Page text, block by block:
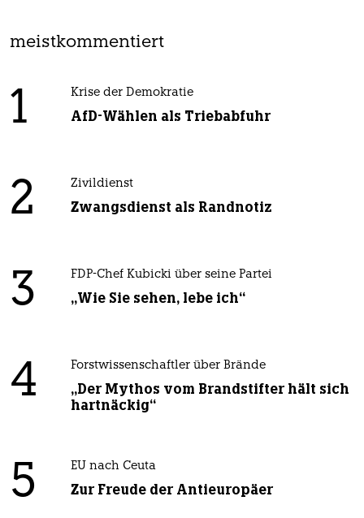
meistkommentiert
1 Krise der Demokratie
AfD-Wählen als Triebabfuhr
2 Zivildienst
Zwangsdienst als Randnotiz
3 FDP-Chef Kubicki über seine Partei
„Wie Sie sehen, lebe ich“
4 Forstwissenschaftler über Brände
„Der Mythos vom Brandstifter hält sich
hartnäckig“
5 EU nach Ceuta
Zur Freude der Antieuropäer